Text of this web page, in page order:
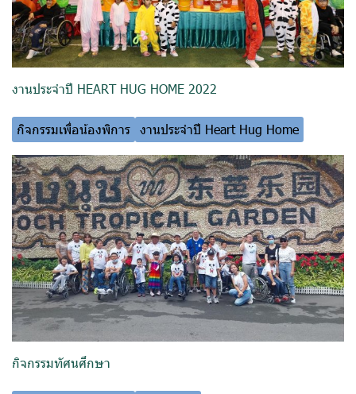
งานประจำปี HEART HUG HOME 2022
กิจกรรมเพื่อน้องพิการ งานประจำปี Heart Hug Home
กิจกรรมทัศนศึกษา